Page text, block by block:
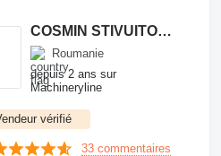
COSMIN STIVUITOARE
Roumanie
depuis 2 ans sur
Machineryline
vérifié
33 commentaires